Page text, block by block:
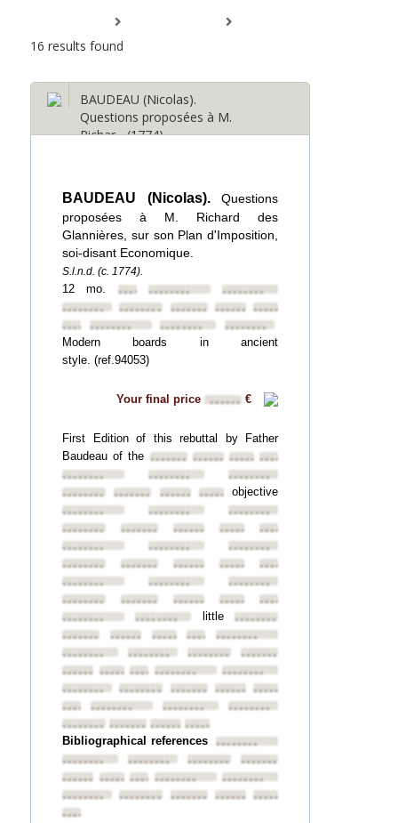
16 results found
BAUDEAU (Nicolas).
Questions proposées à M.
Richar... (1774)
BAUDEAU (Nicolas). Questions
proposées à M. Richard des
Glannières, sur son Plan d'Imposition,
soi-disant Economique.
S.l.n.d. (c. 1774).
12 mo. ••••••••••••••••
••••••••
••••••••
•••••••• •••••••• ••••••••••••••••
•••••••••••••••• ••••••••
••••••••
Modern boards in ancient
style. (ref.94053)
Your final price •••••• €
First Edition of this rebuttal by Father
Baudeau of the •••••••• ••••••••••••••••••••••••
••••••••
••••••••
••••••••
••••••••
•••••••• ••••••••••••••••objective
••••••••
••••••••
••••••••
••••••••
•••••••• •••••••• ••••••••••••••••
••••••••
••••••••
••••••••
••••••••
•••••••• •••••••• ••••••••••••••••
••••••••
••••••••
••••••••
••••••••
•••••••• •••••••• ••••••••••••••••
••••••••
•••••••• little••••••••
••••••••
••••••••••••••••••••••••••••••••
••••••••
•••••••• ••••••••
••••••••
••••••••••••••••••••••••••••••••
••••••••
••••••••
•••••••• •••••••• ••••••••••••••••
•••••••••••••••• ••••••••
••••••••
•••••••• ••••••••••••••••••••••••
Bibliographical references ••••••••
••••••••
•••••••• ••••••••
••••••••
••••••••••••••••••••••••••••••••
••••••••
••••••••
•••••••• •••••••• ••••••••••••••••
••••••••